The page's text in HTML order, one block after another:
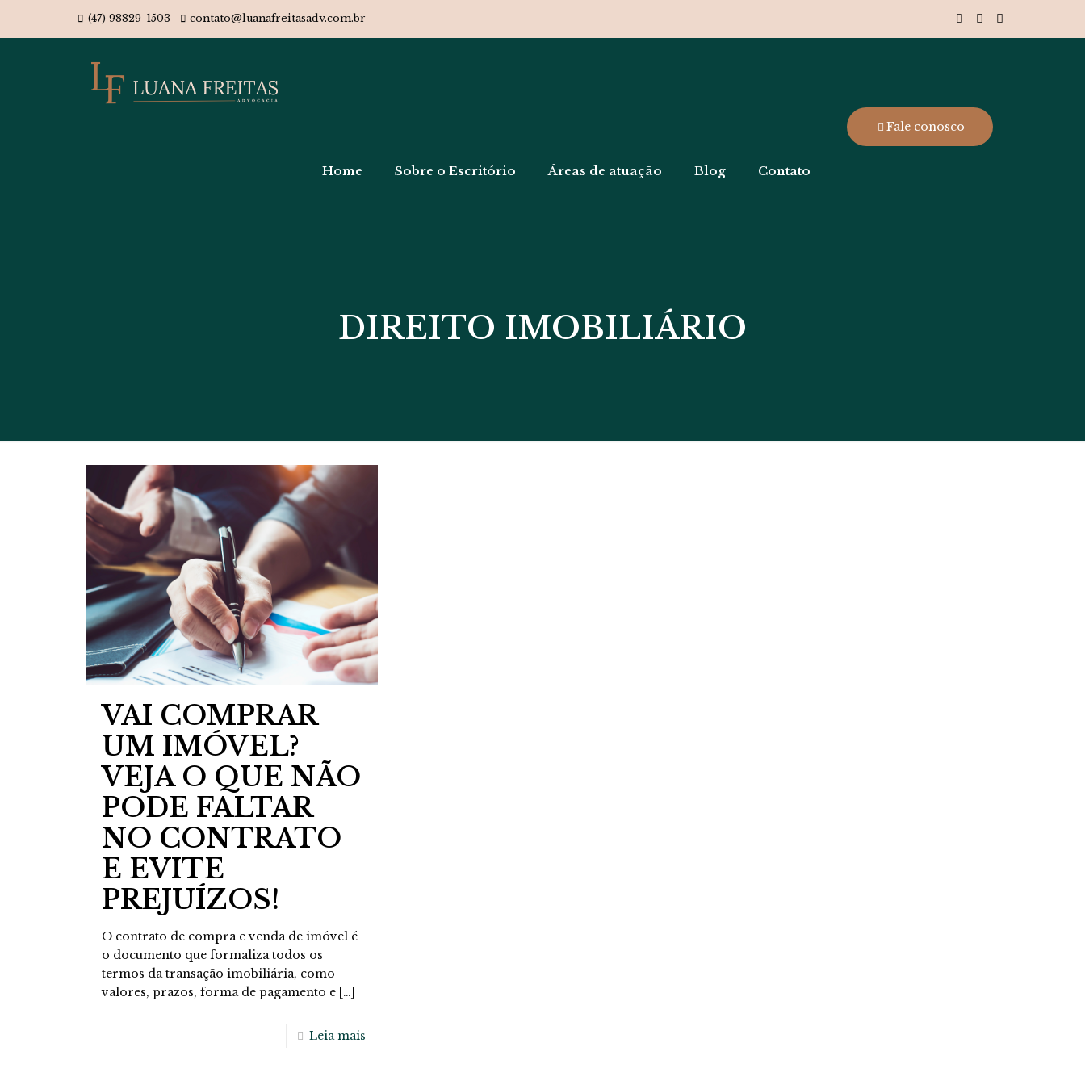
(47) 98829-1503 contato@luanafreitasadv.com.br
Home Sobre o Escritório Áreas de atuação Blog Contato
Fale conosco
DIREITO IMOBILIÁRIO
VAI COMPRAR
UM IMÓVEL?
VEJA O QUE NÃO
PODE FALTAR
NO CONTRATO
E EVITE
PREJUÍZOS!
O contrato de compra e venda de imóvel é
o documento que formaliza todos os
termos da transação imobiliária, como
valores, prazos, forma de pagamento e[…]
Leia mais